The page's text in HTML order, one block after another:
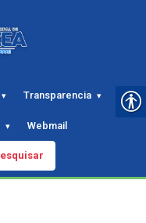
Transparencia
Webmail